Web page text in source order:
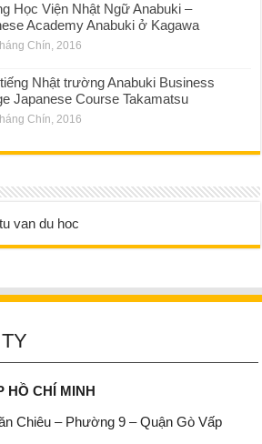
Học Viện Nhật Ngữ Anabuki –
Academy Anabuki ở Kagawa
Chín, 2016
Nhật trường Anabuki Business
Japanese Course Takamatsu
Chín, 2016
HỒ CHÍ MINH
Chiêu – Phường 9 – Quận Gò Vấp